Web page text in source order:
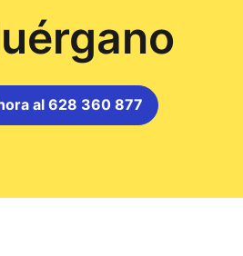
al 628 360 877